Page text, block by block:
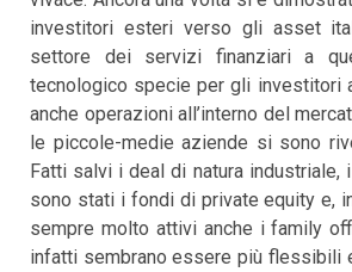
investitori esteri verso gli asset
settore dei servizi finanziari a
tecnologico specie per gli investitori
anche operazioni all’interno del
le piccole-medie aziende si sono
Fatti salvi i deal di natura
sono stati i fondi di private equity e,
sempre molto attivi anche i family
infatti sembrano essere più flessibili